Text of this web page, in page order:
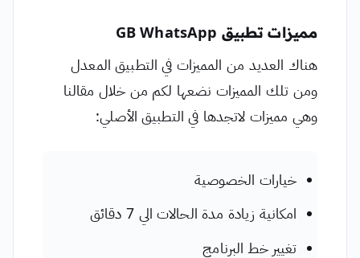
مميزات تطبيق GB WhatsApp
هناك العديد من المميزات في التطبيق المعدل
ومن تلك المميزات نضعها لكم من خلال مقالنا
وهي مميزات لاتجدها في التطبيق الأصلي:
خيارات الخصوصية
امكانية زيادة مدة الحالات الي 7 دقائق
تغيير خط البرنامج